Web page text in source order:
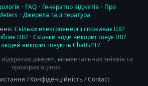
· FAQ · Генератор віджетів · Про
· Джерела та література
Скільки електроенергії споживає ШІ?
ШІ? · Скільки води використовує ШІ?
людей використовують ChatGPT?
джерел, моментальних знімків та
прозорих оцінок
/Конфіденційність/Contact